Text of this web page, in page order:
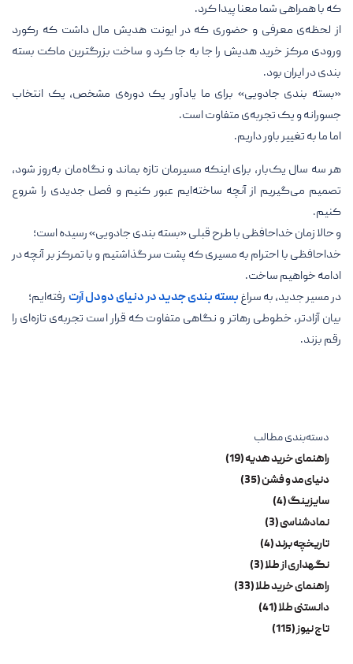
که با همراهی شما معنا پیدا کرد.
از لحظه‌ی معرفی و حضوری که در ایونت هدیش مال داشت که رکورد
ورودی مرکز خرید هدیش را جا به جا کرد و ساخت بزرگترین ماکت بسته
بندی در ایران بود.
«بسته بندی جادویی» برای ما یادآور یک دوره‌ی مشخص، یک انتخاب
جسورانه و یک تجربه‌ی متفاوت است.
اما ما به تغییر باور داریم.
هر سه سال یک‌بار، برای اینکه مسیرمان تازه بماند و نگاه‌مان به‌روز شود،
تصمیم می‌گیریم از آنچه ساخته‌ایم عبور کنیم و فصل جدیدی را شروع
کنیم.
و حالا زمان خداحافظی با طرح قبلی «بسته بندی جادویی» رسیده است؛
خداحافظی با احترام به مسیری که پشت سر گذاشتیم و با تمرکز بر آنچه در
ادامه خواهیم ساخت.
در مسیر جدید، به سراغبسته بندی جدید در دنیای دودل آرت رفته‌ایم؛
بیان آزادتر، خطوطی رها‌تر و نگاهی متفاوت که قرار است تجربه‌ی تازه‌ای را
رقم بزند.
دسته‌بندی مطالب
راهنمای خرید هدیه (19)
دنیای مد و فشن (35)
سایزینگ (4)
نمادشناسی (3)
تاریخچه برند (4)
نگهداری از طلا (3)
راهنمای خرید طلا (33)
دانستنی طلا (41)
تاج نیوز (115)